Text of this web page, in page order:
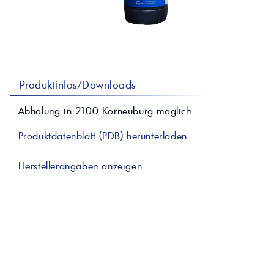
Farbmittel für
Produktinfos/Downloads
Abholung in 2100 Korneuburg möglich
Produktdatenblatt (PDB) herunterladen
Herstellerangaben anzeigen